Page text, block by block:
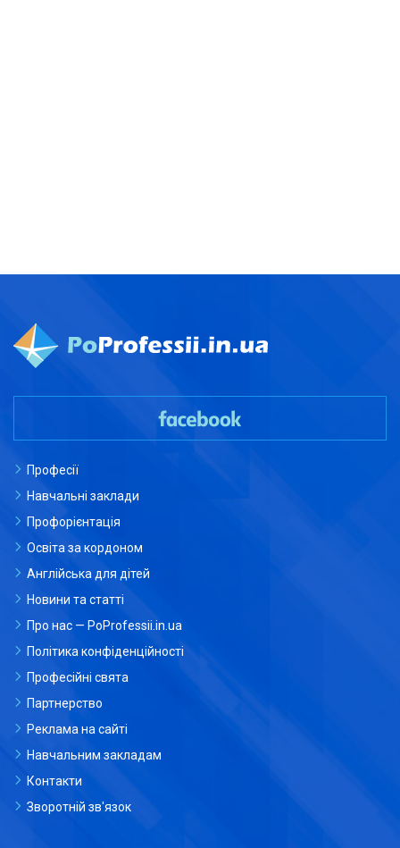
Професії
Навчальні заклади
Профорієнтація
Освіта за кордоном
Англійська для дітей
Новини та статті
Про нас — PoProfessii.in.ua
Політика конфіденційності
Професійні свята
Партнерство
Реклама на сайті
Навчальним закладам
Контакти
Зворотній зв'язок